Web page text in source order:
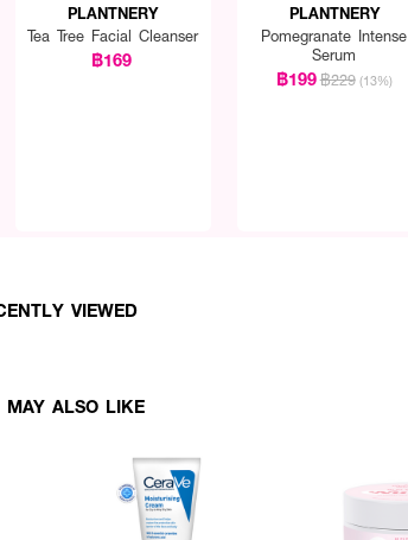
PLANTNERY
Tea Tree Facial Cleanser
฿169
PLANTNERY
Pomegranate Intense
Serum
฿199฿229 (13%)
VIEWED
MAY ALSO LIKE